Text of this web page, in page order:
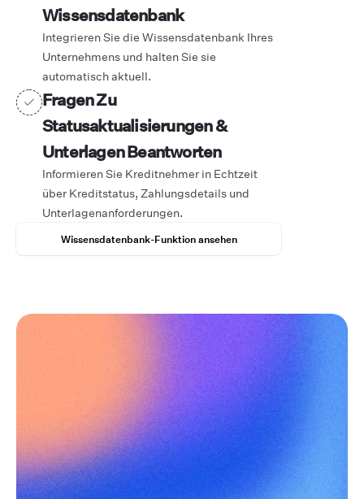
Wissensdatenbank
Integrieren Sie die Wissensdatenbank Ihres
Unternehmens und halten Sie sie
automatisch aktuell.
Fragen Zu
Statusaktualisierungen &
Unterlagen Beantworten
Informieren Sie Kreditnehmer in Echtzeit
über Kreditstatus, Zahlungsdetails und
Unterlagenanforderungen.
Wissensdatenbank-Funktion ansehen